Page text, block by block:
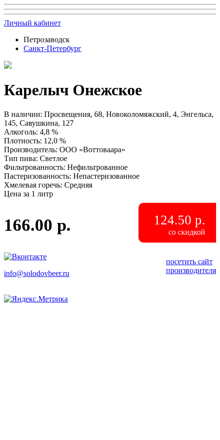
Личный кабинет
Петрозаводск
Санкт-Петербург
Карелыч Онежское
В наличии: Просвещения, 68, Новоколомяжский, 4, Энгельса,
145, Савушкина, 127
Алкоголь: 4,8 %
Плотность: 12,0 %
Производитель: ООО «Воттоваара»
Тип пива: Светлое
Фильтрованность: Нефильтрованное
Пастеризованность: Непастеризованное
Хмелевая горечь: Средняя
Цена за 1 литр
166.00 р. 124.50 р.
со скидкой
посетить сайт
производителя
info@solodovbeer.ru